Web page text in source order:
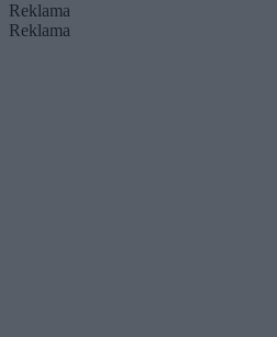
Reklama
Reklama